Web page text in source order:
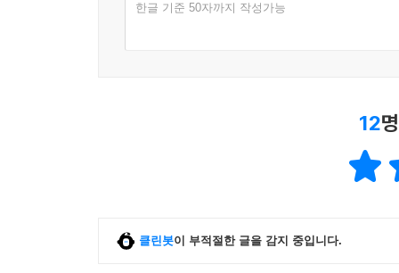
한글 기준 50자까지 작성가능
12
클린봇이 부적절한 글을 감지 중입니다.